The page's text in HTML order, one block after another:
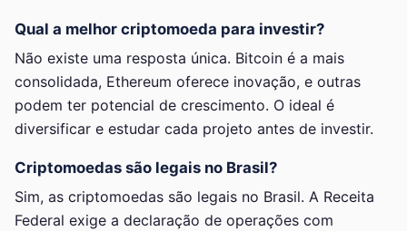
Qual a melhor criptomoeda para investir?
Não existe uma resposta única. Bitcoin é a mais
consolidada, Ethereum oferece inovação, e outras
podem ter potencial de crescimento. O ideal é
diversificar e estudar cada projeto antes de investir.
Criptomoedas são legais no Brasil?
Sim, as criptomoedas são legais no Brasil. A Receita
Federal exige a declaração de operações com